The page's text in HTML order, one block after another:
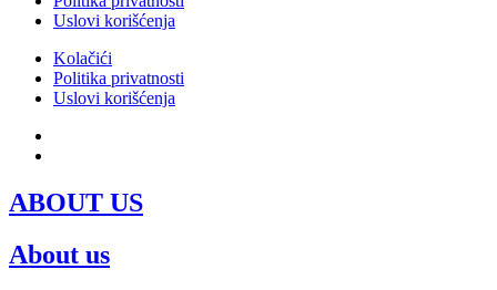
Uslovi korišćenja
Kolačići
Politika privatnosti
Uslovi korišćenja
ABOUT US
About us